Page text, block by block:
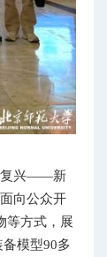
复兴——新
向公众开
等方式，展
模型90多